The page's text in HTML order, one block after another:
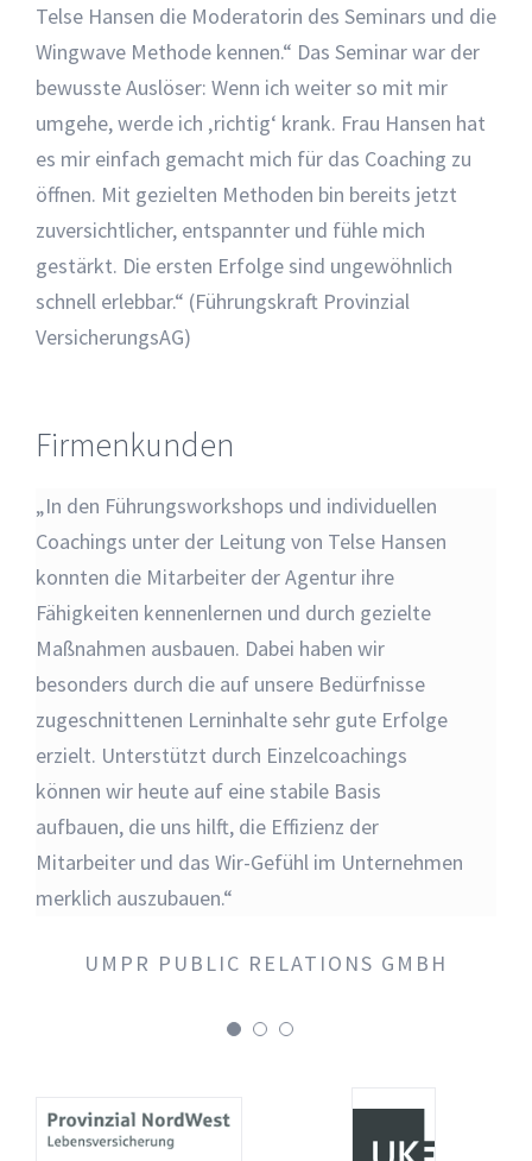
Telse Hansen die Moderatorin des Seminars und die
Wingwave Methode kennen.“ Das Seminar war der
bewusste Auslöser: Wenn ich weiter so mit mir
umgehe, werde ich ‚richtig‘ krank. Frau Hansen hat
es mir einfach gemacht mich für das Coaching zu
öffnen. Mit gezielten Methoden bin bereits jetzt
zuversichtlicher, entspannter und fühle mich
gestärkt. Die ersten Erfolge sind ungewöhnlich
schnell erlebbar.“ (Führungskraft Provinzial
VersicherungsAG)
Firmenkunden
„In den Führungsworkshops und individuellen
Coachings unter der Leitung von Telse Hansen
konnten die Mitarbeiter der Agentur ihre
Fähigkeiten kennenlernen und durch gezielte
Maßnahmen ausbauen. Dabei haben wir
besonders durch die auf unsere Bedürfnisse
zugeschnittenen Lerninhalte sehr gute Erfolge
erzielt. Unterstützt durch Einzelcoachings
können wir heute auf eine stabile Basis
aufbauen, die uns hilft, die Effizienz der
Mitarbeiter und das Wir-Gefühl im Unternehmen
merklich auszubauen.“
UMPR PUBLIC RELATIONS GMBH